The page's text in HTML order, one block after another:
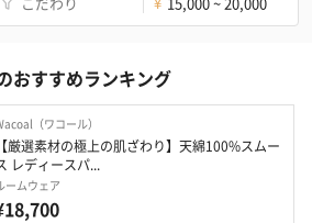
おすすめランキング
（ワコール）
【厳選素材の極上の肌ざわり】天綿100%スムー
レディースパ...
ームウェア